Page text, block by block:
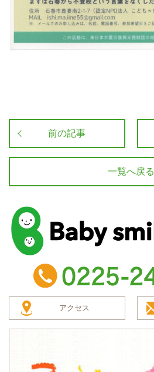
前の記事
一覧へ戻る
baby smile
TEL：0225-24-8304
アクセス